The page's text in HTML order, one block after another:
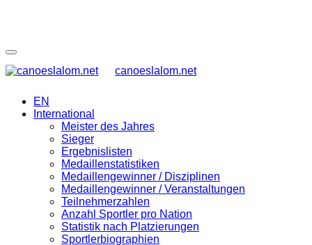
canoeslalom.net
EN
International
Meister des Jahres
Sieger
Ergebnislisten
Medaillenstatistiken
Medaillengewinner / Disziplinen
Medaillengewinner / Veranstaltungen
Teilnehmerzahlen
Anzahl Sportler pro Nation
Statistik nach Platzierungen
Sportlerbiographien